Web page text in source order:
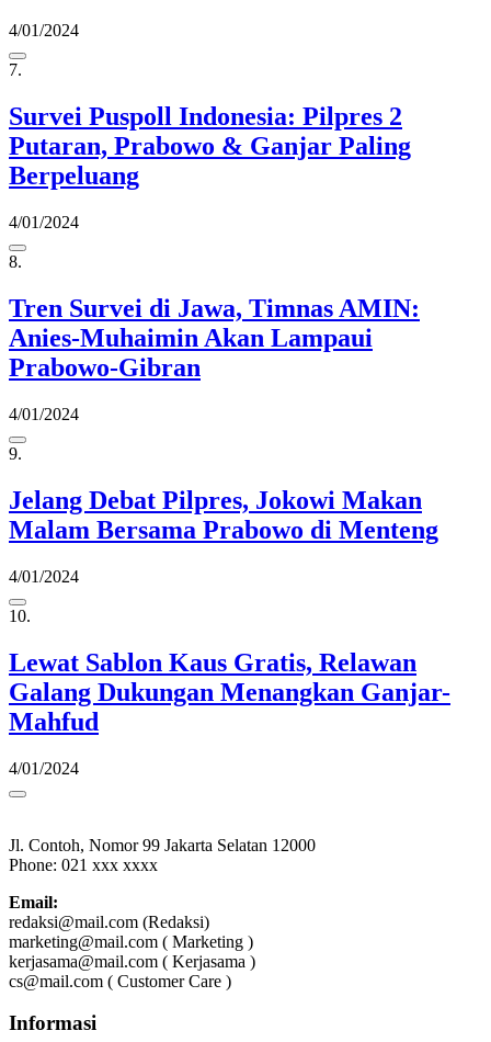
4/01/2024
7.
Survei Puspoll Indonesia: Pilpres 2
Putaran, Prabowo & Ganjar Paling
Berpeluang
4/01/2024
8.
Tren Survei di Jawa, Timnas AMIN:
Anies-Muhaimin Akan Lampaui
Prabowo-Gibran
4/01/2024
9.
Jelang Debat Pilpres, Jokowi Makan
Malam Bersama Prabowo di Menteng
4/01/2024
10.
Lewat Sablon Kaus Gratis, Relawan
Galang Dukungan Menangkan Ganjar-
Mahfud
4/01/2024
Jl. Contoh, Nomor 99 Jakarta Selatan 12000
Phone: 021 xxx xxxx
Email:
redaksi@mail.com (Redaksi)
marketing@mail.com ( Marketing )
kerjasama@mail.com ( Kerjasama )
cs@mail.com ( Customer Care )
Informasi